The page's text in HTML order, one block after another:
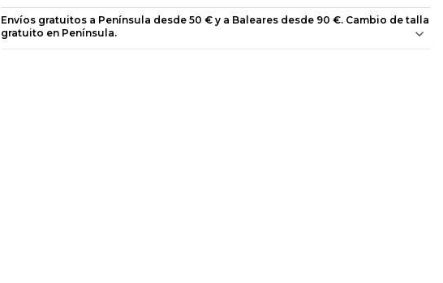
Envíos gratuitos a Península desde 50 € y a Baleares desde 90 €. Cambio de talla
gratuito en Península.